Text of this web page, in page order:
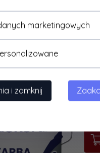
37,76 zł*
z podatkiem VAT
marketingowych
i zamknij